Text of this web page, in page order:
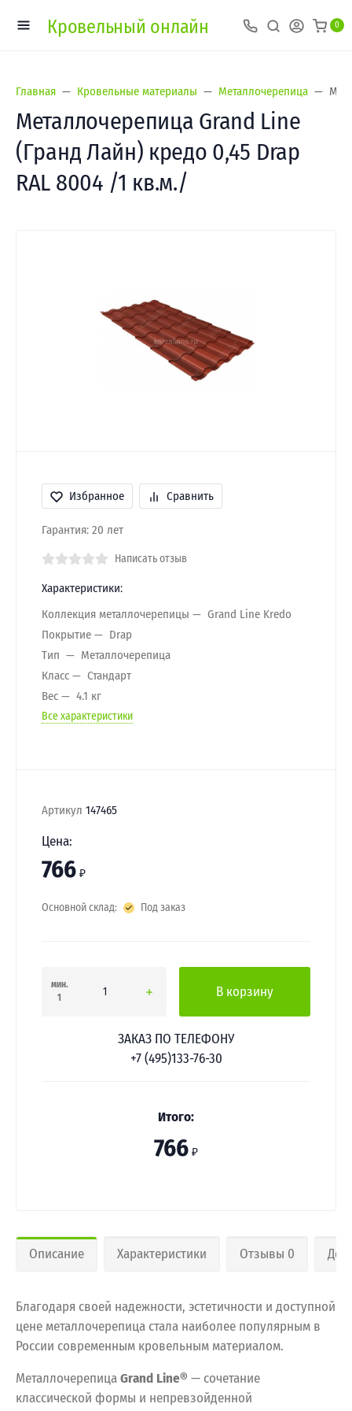
Кровельный онлайн 0
Главная Кровельные материалы Металлочерепица
Металлочерепица Grand Line
(Гранд Лайн) кредо 0,45 Drap
RAL 8004 /1 кв.м./
Избранное Сравнить
Гарантия: 20 лет
Написать отзыв
Характеристики:
Коллекция металлочерепицы
Grand Line Kredo
Покрытие
Drap
Тип
Металлочерепица
Класс
Стандарт
Вес
4.1 кг
Все характеристики
Артикул 147465
Цена:
766 ₽
Основной склад: Под заказ
мин.
1
В корзину
ЗАКАЗ ПО ТЕЛЕФОНУ
+7 (495)133-76-30
Итого:
766 ₽
Описание Характеристики Отзывы 0
Благодаря своей надежности, эстетичности и доступной
цене металлочерепица стала наиболее популярным в
России современным кровельным материалом.
МеталлочерепицаGrand Line® — сочетание
классической формы и непревзойденной